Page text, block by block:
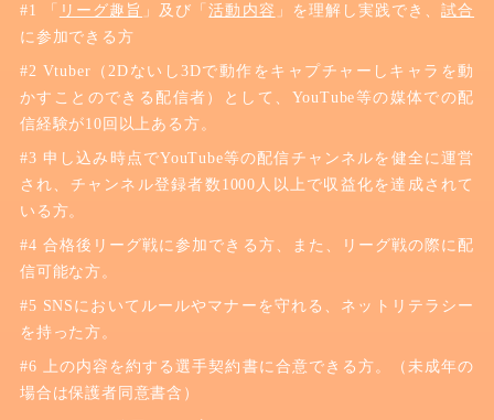
「 リーグ趣旨 」及び「活動内容 」を理解し実践でき、試合
に参加できる方
Vtuber（2Dないし3Dで動作をキャプチャーしキャラを動
かすことのできる配信者）として、YouTube等の媒体での配
信経験が10回以上ある方。
申し込み時点でYouTube等の配信チャンネルを健全に運営
され、チャンネル登録者数1000人以上で収益化を達成されて
いる方。
合格後リーグ戦に参加できる方、また、リーグ戦の際に配
信可能な方。
SNSにおいてルールやマナーを守れる、ネットリテラシー
を持った方。
上の内容を約する選手契約書に合意できる方。（未成年の
場合は保護者同意書含）